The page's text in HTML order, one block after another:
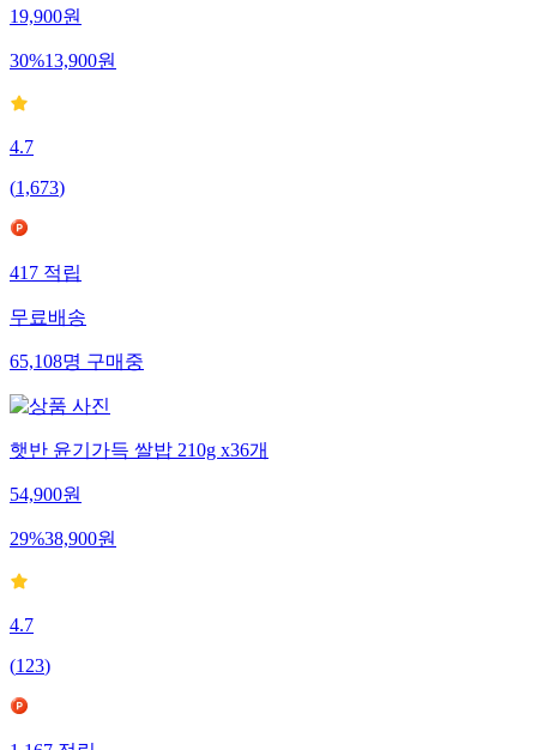
19,900원
30%13,900원
4.7
(1,673)
417 적립
무료배송
65,108명 구매중
햇반 윤기가득 쌀밥 210g x36개
54,900원
29%38,900원
4.7
(123)